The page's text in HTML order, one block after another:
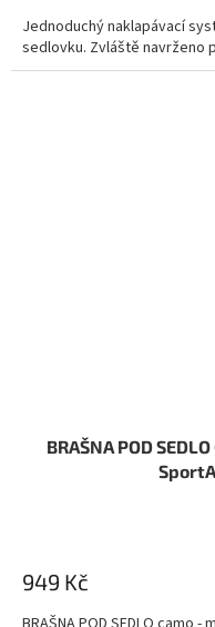
Jednoduchý naklapávací
sedlovku. Zvláště navrženo
BRAŠNA POD
949 Kč